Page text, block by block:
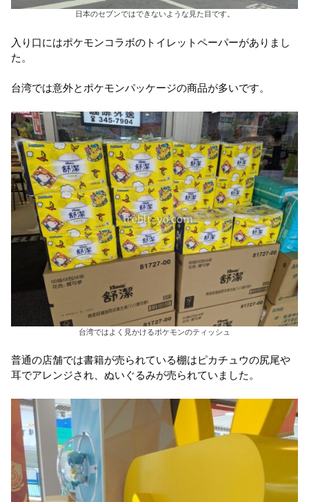
日本のセブンではできないような見た目です。
入り口にはポケモンコラボのトイレットペーパーがありまし
た。
台湾では意外とポケモンパッケージの商品が多いです。
台湾ではよく見かけるポケモンのティッシュ
普通の店舗では書籍が売られている棚はピカチュウの尻尾や
耳でアレンジされ、ぬいぐるみが売られていました。